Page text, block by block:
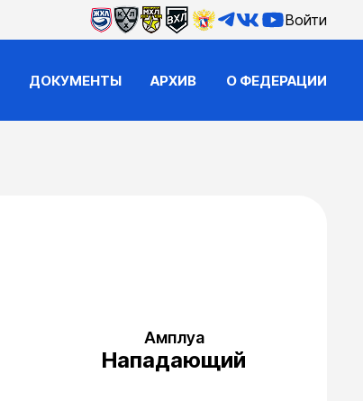
Войти
ДОКУМЕНТЫ АРХИВ О ФЕДЕРАЦИИ
Амплуа
Нападающий